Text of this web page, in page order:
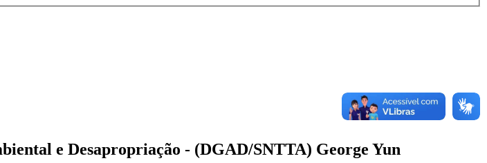
e Desapropriação - (DGAD/SNTTA) George Yun